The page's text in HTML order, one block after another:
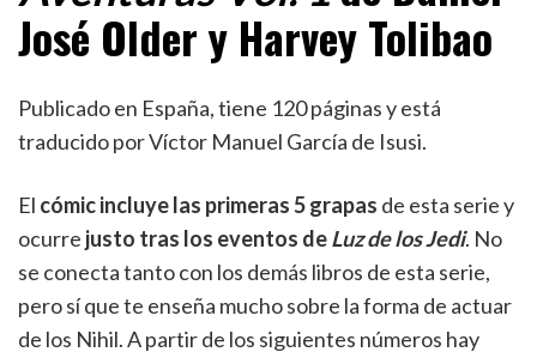
José Older y Harvey Tolibao
Publicado en España, tiene 120 páginas y está
traducido por Víctor Manuel García de Isusi.
El cómic incluye las primeras 5 grapas de esta serie y
ocurre justo tras los eventos deLuz de los Jedi. No
se conecta tanto con los demás libros de esta serie,
pero sí que te enseña mucho sobre la forma de actuar
de los Nihil. A partir de los siguientes números hay